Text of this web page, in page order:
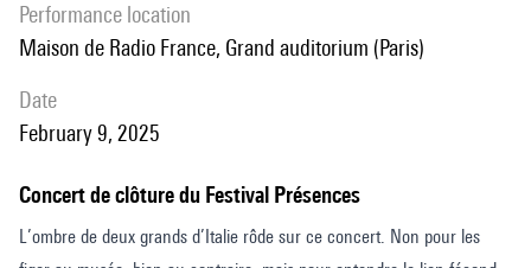
performance location
Maison de Radio France, Grand auditorium (Paris)
date
February 9, 2025
Concert de clôture du Festival Présences
L’ombre de deux grands d’Italie rôde sur ce concert. Non pour les